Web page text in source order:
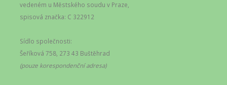
vedeném u Městského soudu v Praze,
spisová značka: C 322912
Sídlo společnosti:
Šeříková 758, 273 43 Buštěhrad
(pouze korespondenční adresa)